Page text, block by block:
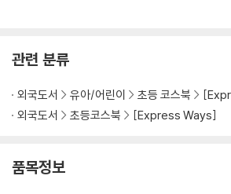
관련 분류
외국도서 유아/어린이 초등 코스북
외국도서
초등코스북 [Express Ways]
품목정보